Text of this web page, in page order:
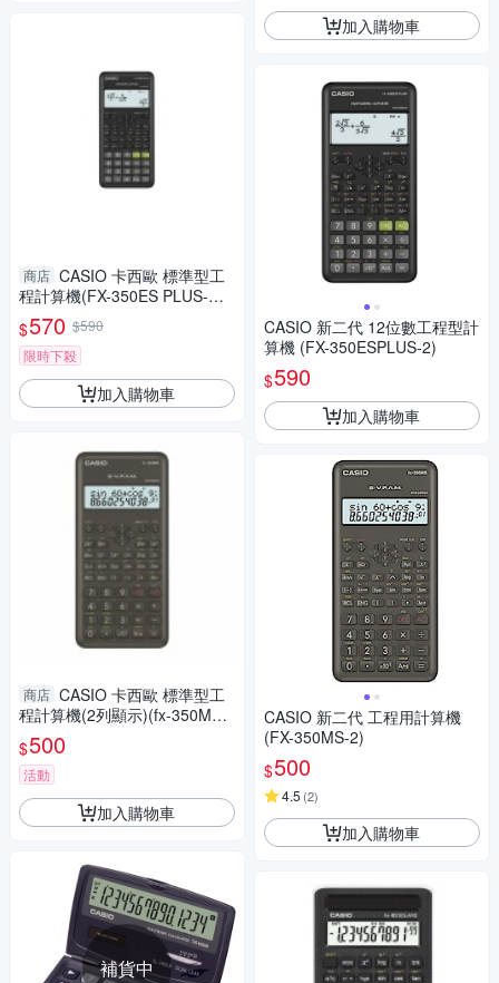
商店 CASIO 卡西歐 標準型工
程計算機(FX-350ES PLUS-W-
DTW)
$570 $590
限時下殺
加入購物車
商店 CASIO 卡西歐 標準型工
程計算機(2列顯示)(fx-350MS-
2)(隨機附硬式外蓋)
$500
活動
加入購物車
補貨中
加入購物車
CASIO 新二代 12位數工程型計
算機 (FX-350ESPLUS-2)
$590
加入購物車
CASIO 新二代 工程用計算機
(FX-350MS-2)
$500
4.5 (2)
加入購物車